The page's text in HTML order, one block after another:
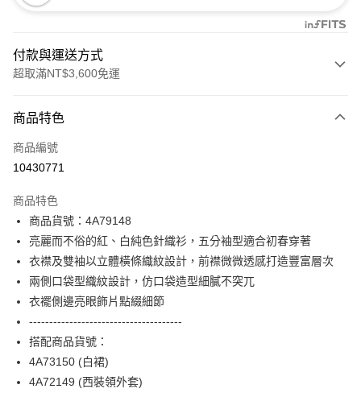
付款與運送方式
超取滿NT$3,600免運
信用卡一次付款
信用卡分期付款
合作金庫商業銀行
華南商業銀行
上海商業儲蓄銀行
台北富邦商業銀行
國泰世華商業銀行
兆豐國際商業銀行
臺灣中小企業銀行
台中商業銀行
匯豐（台灣）商業銀行
聯邦商業銀行
玉山商業銀行
台新國際商業銀行
台灣樂天信用卡公司
超商取貨付款
LINE Pay
Apple Pay
街口支付
【關於「AFTEE先享後付」】
AFTEE先享後付是「在收到商品之後才付款」的支付方式。 讓您購物簡單
ATM付款
商品特色
商品編號
10430771
商品特色
商品貨號：4A79148
亮麗而不俗的紅、白純色針織衫，五分袖型適合初春穿著
衣襟及雙袖以立體橫條織紋設計，前襟微微透感打造豐富層次
兩側口袋型織紋設計，仿口袋造型細膩不突兀
衣襬側邊亮眼飾片點綴細節
--------------------------------------
搭配商品貨號：
4A73150 (白裙)
4A72149 (西裝領外套)